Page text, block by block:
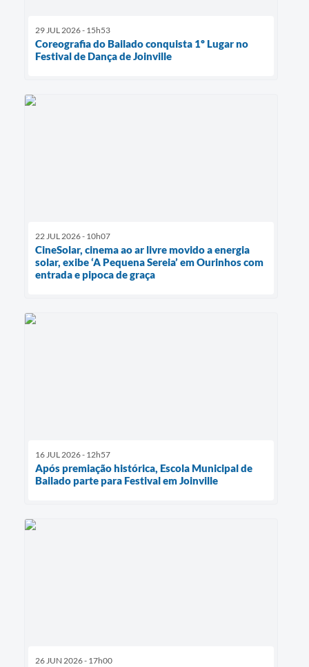
29 JUL 2026 - 15h53
Coreografia do Bailado conquista 1º Lugar no
Festival de Dança de Joinville
22 JUL 2026 - 10h07
CineSolar, cinema ao ar livre movido a energia
solar, exibe ‘A Pequena Sereia’ em Ourinhos com
entrada e pipoca de graça
16 JUL 2026 - 12h57
Após premiação histórica, Escola Municipal de
Bailado parte para Festival em Joinville
26 JUN 2026 - 17h00